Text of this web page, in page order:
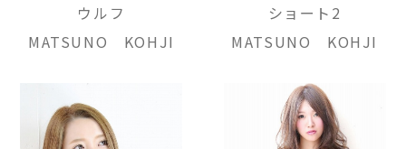
ウルフ
MATSUNO KOHJI
ショート2
MATSUNO KOHJI